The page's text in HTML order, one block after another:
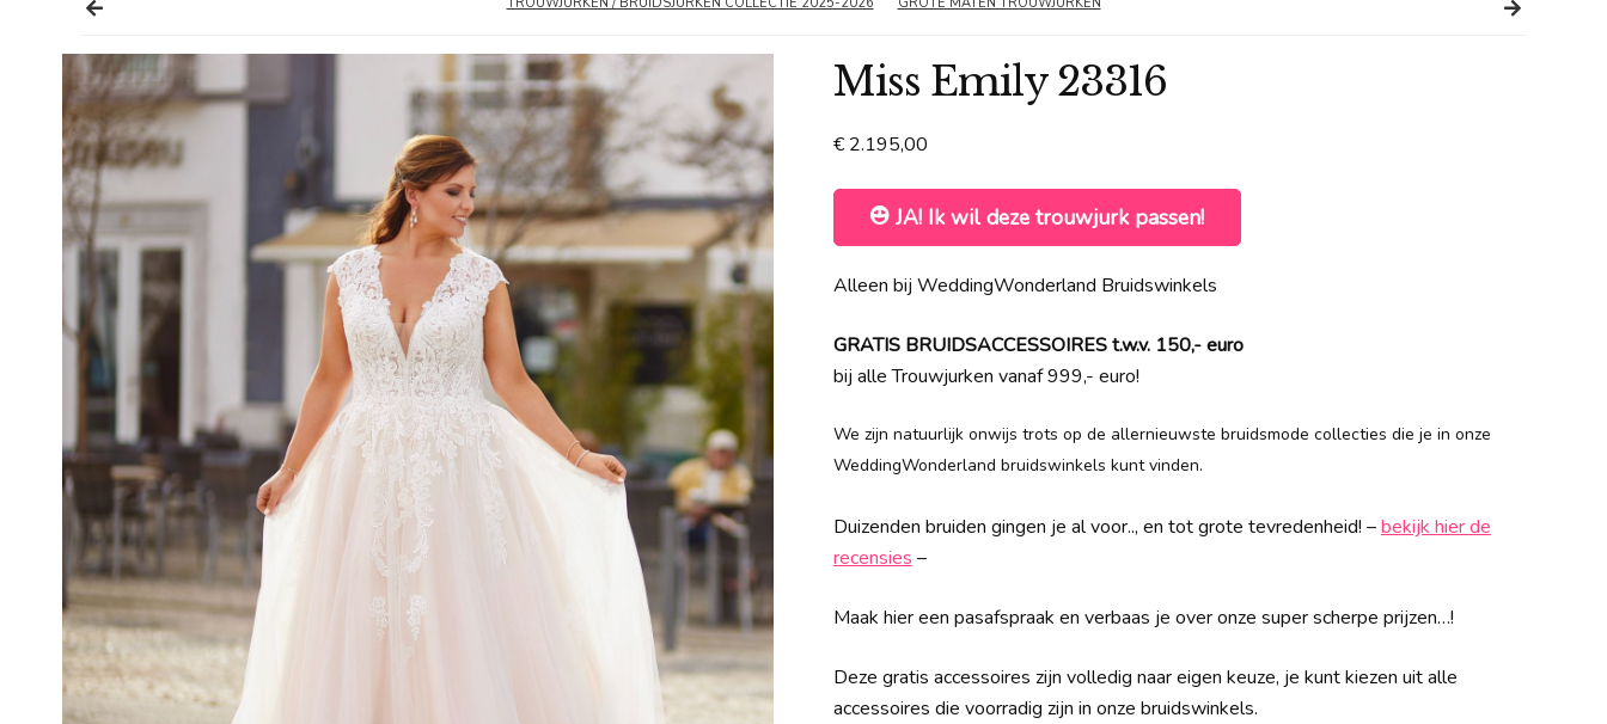
Miss Emily 23316
€2.195,00
JA! Ik wil deze trouwjurk passen!
Alleen bij WeddingWonderland Bruidswinkels
GRATIS BRUIDSACCESSOIRES t.w.v. 150,- euro
bij alle Trouwjurken vanaf 999,- euro!
We zijn natuurlijk onwijs trots op de allernieuwste bruidsmode collecties die je in onze
WeddingWonderland bruidswinkels kunt vinden.
Duizenden bruiden gingen je al voor.., en tot grote tevredenheid! –bekijk hier de
recensies –
Maak hier een pasafspraak en verbaas je over onze super scherpe prijzen…!
Deze gratis accessoires zijn volledig naar eigen keuze, je kunt kiezen uit alle
accessoires die voorradig zijn in onze bruidswinkels.